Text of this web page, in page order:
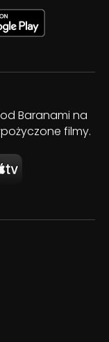
Baranami na
filmy.